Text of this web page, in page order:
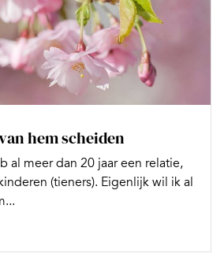
hem scheiden
al meer dan 20 jaar een relatie,
(tieners). Eigenlijk wil ik al